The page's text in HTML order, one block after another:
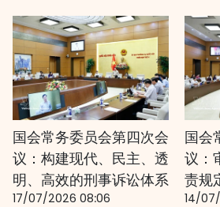
国会常务委员会第四次会
议：构建现代、民主、透
明、高效的刑事诉讼体系
17/07/2026 08:06
国会
议：
责规
14/